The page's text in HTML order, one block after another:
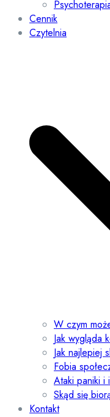
Cennik
Czytelnia
W czym
Jak wygląda
Jak najlepiej
Fobia
Ataki paniki i
Skąd się
Kontakt